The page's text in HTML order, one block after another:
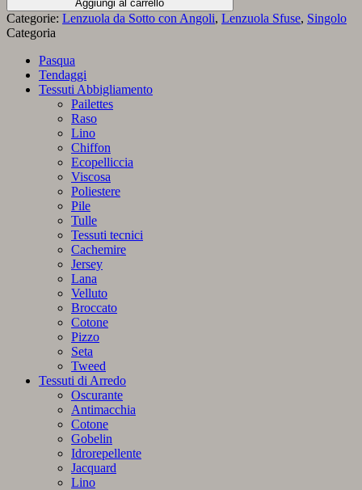
con
Angoli
in
Jersey
Cotone
Singolo
Aggiungi al carrello
Categorie: Lenzuola da Sotto con Angoli, Lenzuola Sfuse, Singolo
Categoria
Pasqua
Tendaggi
Tessuti Abbigliamento
Pailettes
Raso
Lino
Chiffon
Ecopelliccia
Viscosa
Poliestere
Pile
Tulle
Tessuti tecnici
Cachemire
Jersey
Lana
Velluto
Broccato
Cotone
Pizzo
Seta
Tweed
Tessuti di Arredo
Oscurante
Antimacchia
Cotone
Gobelin
Idrorepellente
Jacquard
Lino